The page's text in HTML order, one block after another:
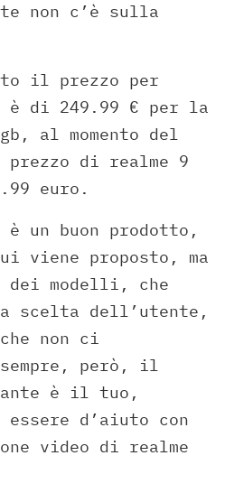
non c’è sulla
il prezzo per
è di 249.99 € per la
al momento del
di realme 9
euro.
un buon prodotto,
viene proposto, ma
modelli, che
scelta dell’utente,
non ci
sempre, però, il
è il tuo,
d’aiuto con
video di realme